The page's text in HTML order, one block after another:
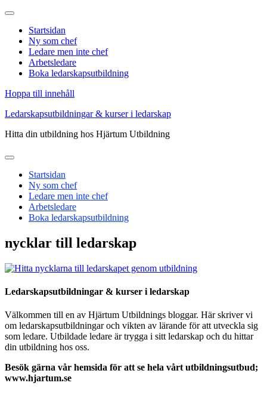
Startsidan
Ny som chef
Ledare men inte chef
Arbetsledare
Boka ledarskapsutbildning
Hoppa till innehåll
Ledarskapsutbildningar & kurser i ledarskap
Hitta din utbildning hos Hjärtum Utbildning
Startsidan
Ny som chef
Ledare men inte chef
Arbetsledare
Boka ledarskapsutbildning
nycklar till ledarskap
Ledarskapsutbildningar & kurser i ledarskap
Välkommen till en av Hjärtum Utbildnings bloggar. Här skriver vi
om ledarskapsutbildningar och vikten av lärande för att utveckla sig
som ledare. Utbildade ledare är trygga i sitt ledarskap och du hittar
din utbildning hos oss.
Besök gärna vår hemsida för att se hela vårt utbildningsutbud;
www.hjartum.se